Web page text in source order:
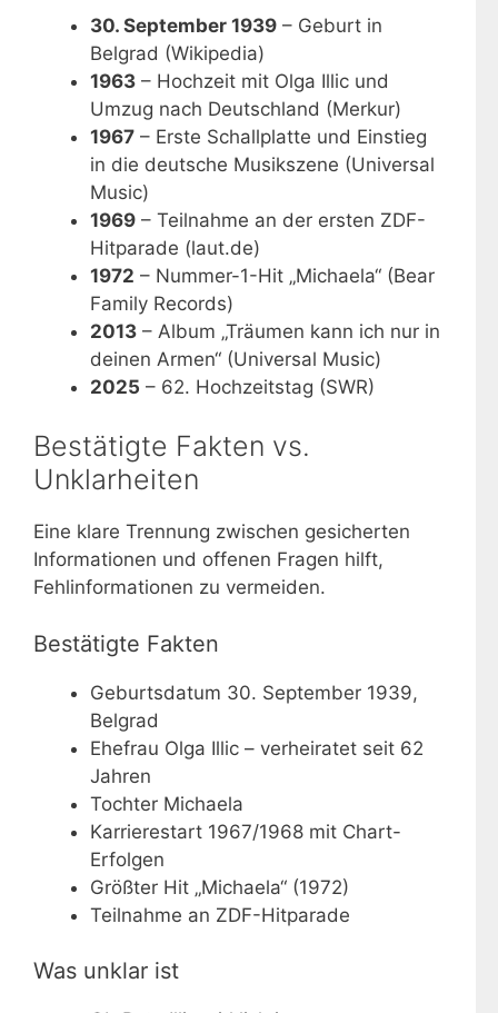
30. September 1939 – Geburt in
Belgrad (Wikipedia)
1963 – Hochzeit mit Olga Illic und
Umzug nach Deutschland (Merkur)
1967 – Erste Schallplatte und Einstieg
in die deutsche Musikszene (Universal
Music)
1969 – Teilnahme an der ersten ZDF-
Hitparade (laut.de)
1972 – Nummer-1-Hit „Michaela“ (Bear
Family Records)
2013 – Album „Träumen kann ich nur in
deinen Armen“ (Universal Music)
2025 – 62. Hochzeitstag (SWR)
Bestätigte Fakten vs.
Unklarheiten
Eine klare Trennung zwischen gesicherten
Informationen und offenen Fragen hilft,
Fehlinformationen zu vermeiden.
Bestätigte Fakten
Geburtsdatum 30. September 1939,
Belgrad
Ehefrau Olga Illic – verheiratet seit 62
Jahren
Tochter Michaela
Karrierestart 1967/1968 mit Chart-
Erfolgen
Größter Hit „Michaela“ (1972)
Teilnahme an ZDF-Hitparade
Was unklar ist